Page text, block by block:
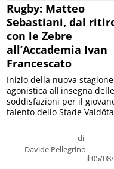
Rugby: Matteo
Sebastiani, dal
con le Zebre
all’Accademia Ivan
Francescato
di
Davide Pellegrino
il 05/
Inizio della nuova stagione
agonistica all'insegna delle
soddisfazioni per il
talento dello Stade